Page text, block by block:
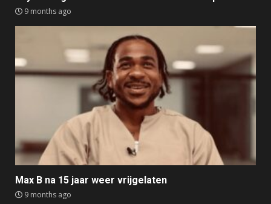
9 months ago
Max B na 15 jaar weer vrijgelaten
9 months ago